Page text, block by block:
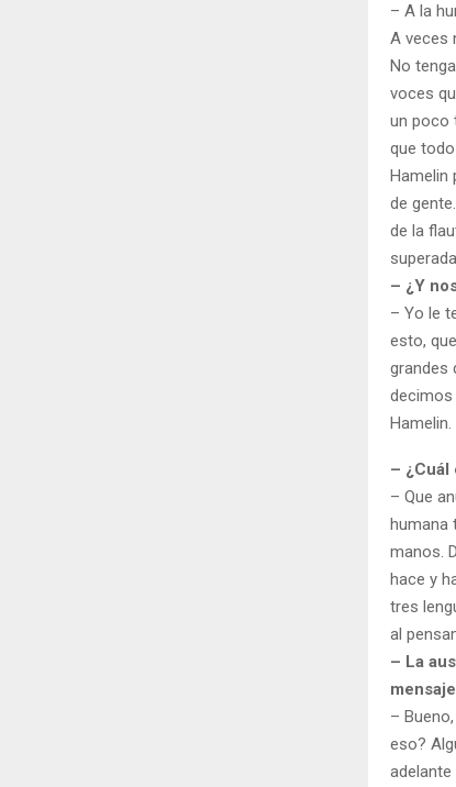
– A la
A veces
No
voces
un poco
que
Hamelin
de
de la
– ¿Y
– Yo le
esto,
grandes
decimos
– ¿Cuál
– Que
humana
manos.
hace y
tres
al
– La
–
eso?